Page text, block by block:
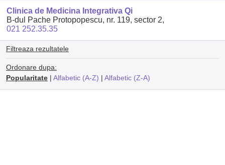
Clinica de Medicina Integrativa Qi
B-dul Pache Protopopescu, nr. 119, sector 2,
021 252.35.35
Filtreaza rezultatele
Ordonare dupa:
Popularitate| Alfabetic (A-Z) | Alfabetic (Z-A)